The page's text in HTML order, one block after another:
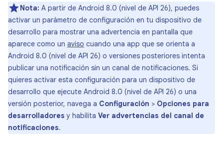
Nota: A partir de Android 8.0 (nivel de API 26), puedes
activar un parámetro de configuración en tu dispositivo de
desarrollo para mostrar una advertencia en pantalla que
aparece como un aviso cuando una app que se orienta a
Android 8.0 (nivel de API 26) o versiones posteriores intenta
publicar una notificación sin un canal de notificaciones. Si
quieres activar esta configuración para un dispositivo de
desarrollo que ejecute Android 8.0 (nivel de API 26) o una
versión posterior, navega a Configuración > Opciones para
desarrolladores y habilita Ver advertencias del canal de
notificaciones.